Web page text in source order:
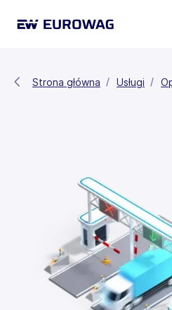
Strona główna Usługi